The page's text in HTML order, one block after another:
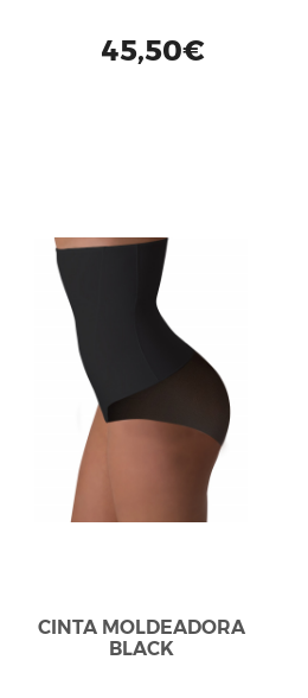
45,50€
CINTA MOLDEADORA
BLACK